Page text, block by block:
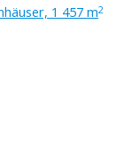
1 457 m2